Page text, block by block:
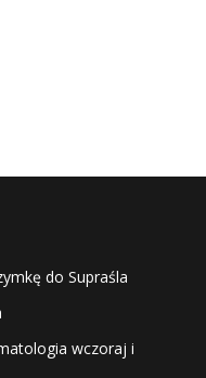
do Supraśla
wczoraj i